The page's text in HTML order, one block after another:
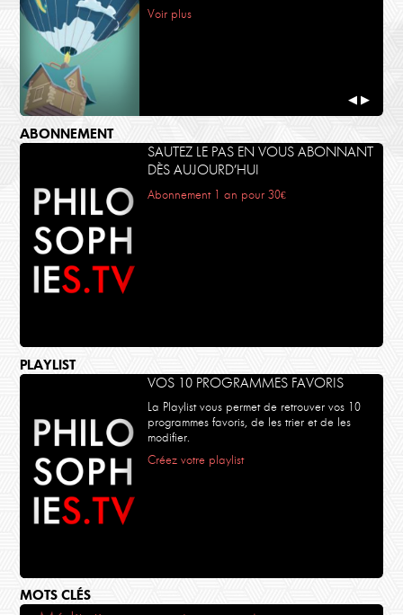
Voir plus
◀ ▶
ABONNEMENT
SAUTEZ LE PAS EN VOUS ABONNANT
DÈS AUJOURD’HUI
Abonnement 1 an pour 30€
PLAYLIST
VOS 10 PROGRAMMES FAVORIS
La Playlist vous permet de retrouver vos 10
programmes favoris, de les trier et de les
modifier.
Créez votre playlist
MOTS CLÉS